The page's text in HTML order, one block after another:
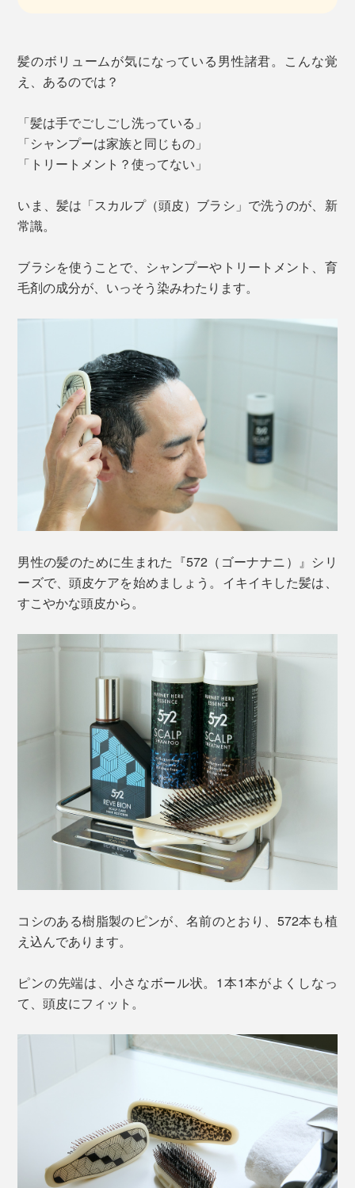
髪のボリュームが気になっている男性諸君。こんな覚
え、あるのでは？
「髪は手でごしごし洗っている」
「シャンプーは家族と同じもの」
「トリートメント？使ってない」
いま、髪は「スカルプ（頭皮）ブラシ」で洗うのが、新
常識。
ブラシを使うことで、シャンプーやトリートメント、育
毛剤の成分が、いっそう染みわたります。
男性の髪のために生まれた『572（ゴーナナニ）』シリ
ーズで、頭皮ケアを始めましょう。イキイキした髪は、
すこやかな頭皮から。
コシのある樹脂製のピンが、名前のとおり、572本も植
え込んであります。
ピンの先端は、小さなボール状。1本1本がよくしなっ
て、頭皮にフィット。